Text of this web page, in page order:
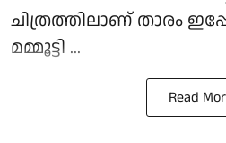
ചിത്രത്തിലാണ് താരം
മമ്മൂട്ടി ...
Read